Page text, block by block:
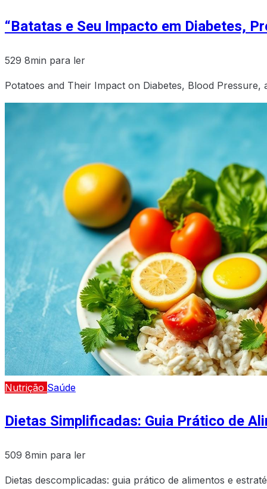
“Batatas e Seu Impacto em Diabetes,
529 8min para ler
Potatoes and Their Impact on Diabetes, Blood
Nutrição Saúde
Dietas Simplificadas: Guia Prático de
509 8min para ler
Dietas descomplicadas: guia prático de alimentos e